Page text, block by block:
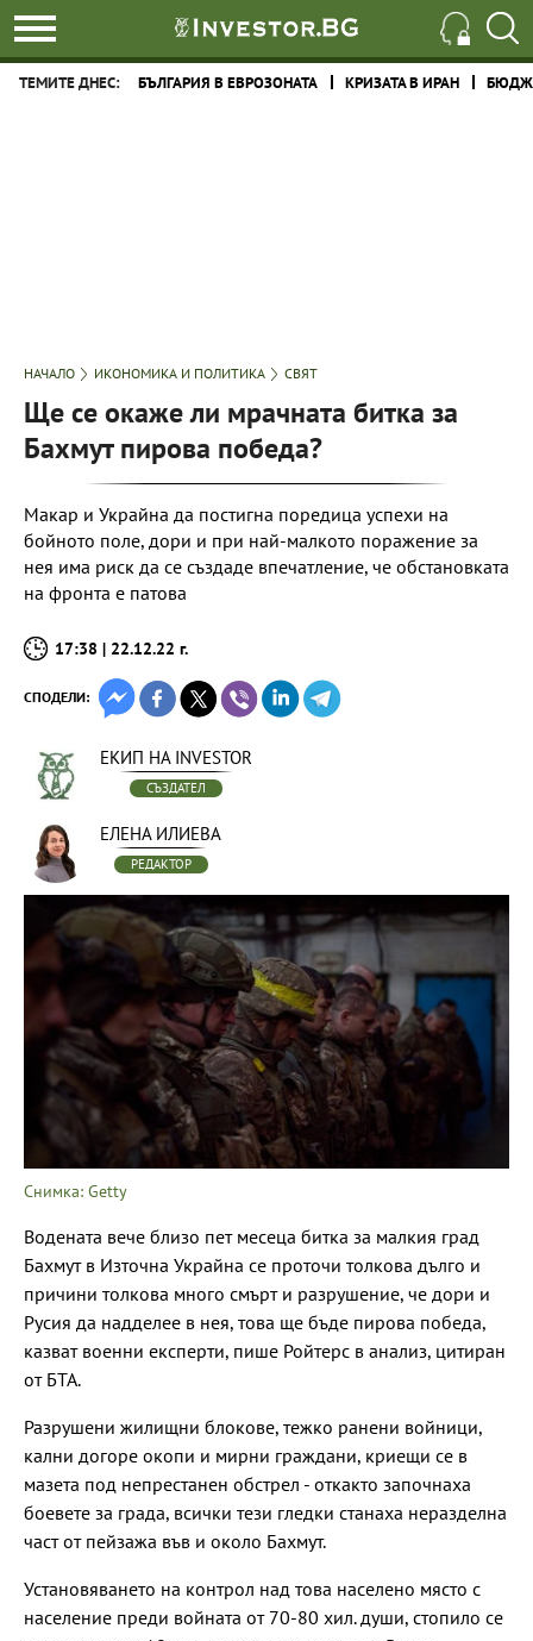
ТЕМИТЕ ДНЕС: БЪЛГАРИЯ В ЕВРОЗОНАТА КРИЗАТА В ИРАН
НАЧАЛО ИКОНОМИКА И ПОЛИТИКА СВЯТ
Ще се окаже ли мрачната битка за
Бахмут пирова победа?
Макар и Украйна да постигна поредица успехи на
бойното поле, дори и при най-малкото поражение за
нея има риск да се създаде впечатление, че обстановката
на фронта е патова
17:38 | 22.12.22 г.
СПОДЕЛИ:
ЕКИП НА INVESTOR
СЪЗДАТЕЛ
ЕЛЕНА ИЛИЕВА
РЕДАКТОР
Снимка: Getty
Водената вече близо пет месеца битка за малкия град
Бахмут в Източна Украйна се проточи толкова дълго и
причини толкова много смърт и разрушение, че дори и
Русия да надделее в нея, това ще бъде пирова победа,
казват военни експерти, пише Ройтерс в анализ, цитиран
от БТА.
Разрушени жилищни блокове, тежко ранени войници,
кални догоре окопи и мирни граждани, криещи се в
мазета под непрестанен обстрел - откакто започнаха
боевете за града, всички тези гледки станаха неразделна
част от пейзажа във и около Бахмут.
Установяването на контрол над това населено място с
население преди войната от 70-80 хил. души, стопило се